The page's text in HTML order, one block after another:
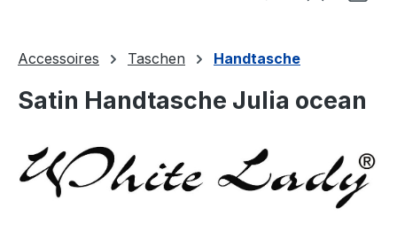
Accessoires Taschen Handtasche
Satin Handtasche Julia ocean